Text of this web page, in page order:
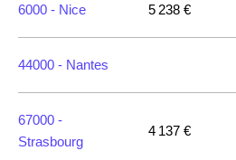
6000 - Nice 5 238 €
44000 - Nantes
67000 -
Strasbourg
4 137 €